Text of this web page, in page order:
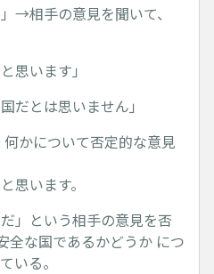
→相手の意見を聞いて、
思います」
だとは思いません」
かについて否定的な意見
思います。
」という相手の意見を否
全な国であるかどうか につ
いる。